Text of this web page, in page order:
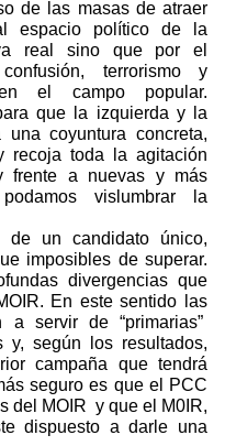
de las masas de atraer
espacio político de la
real sino que por el
terrorismo y
en el campo popular.
que la izquierda y la
coyuntura concreta,
recoja toda la agitación
frente a nuevas y más
vislumbrar la
de un candidato único,
imposibles de superar.
divergencias que
En este sentido las
a servir de “primarias”
según los resultados,
campaña que tendrá
seguro es que el PCC
del MOIR y que el M0IR,
dispuesto a darle una